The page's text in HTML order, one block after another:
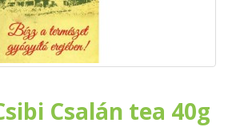
Csalán tea 40g